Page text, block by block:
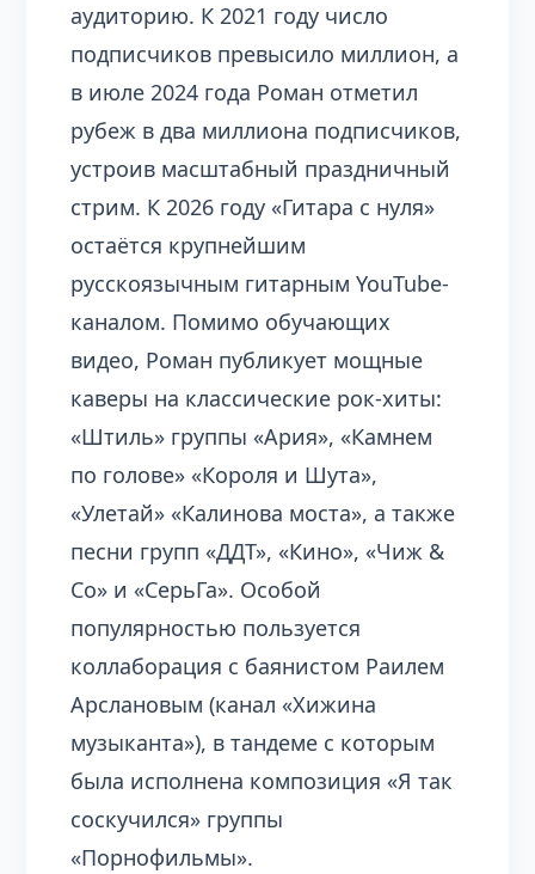
аудиторию. К 2021 году число
подписчиков превысило миллион, а
в июле 2024 года Роман отметил
рубеж в два миллиона подписчиков,
устроив масштабный праздничный
стрим. К 2026 году «Гитара с нуля»
остаётся крупнейшим
русскоязычным гитарным YouTube-
каналом. Помимо обучающих
видео, Роман публикует мощные
каверы на классические рок-хиты:
«Штиль» группы «Ария», «Камнем
по голове» «Короля и Шута»,
«Улетай» «Калинова моста», а также
песни групп «ДДТ», «Кино», «Чиж &
Со» и «СерьГа». Особой
популярностью пользуется
коллаборация с баянистом Раилем
Арслановым (канал «Хижина
музыканта»), в тандеме с которым
была исполнена композиция «Я так
соскучился» группы
«Порнофильмы».